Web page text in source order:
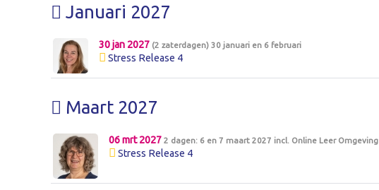
Januari 2027
30 jan 2027 (2 zaterdagen) 30 januari en 6 februari
Stress Release 4
Maart 2027
06 mrt 2027 2 dagen: 6 en 7 maart 2027 incl. Online Leer Omgeving
Stress Release 4